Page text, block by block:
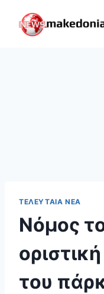
content
ΤΕΛΕΥΤΑΊΑ ΝΈΑ
Νόμος
του